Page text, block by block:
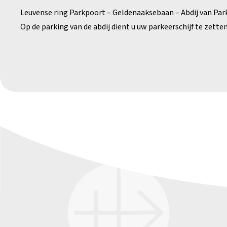
Leuvense ring Parkpoort – Geldenaaksebaan – Abdij van
Op de parking van de abdij dient u uw parkeerschijf te